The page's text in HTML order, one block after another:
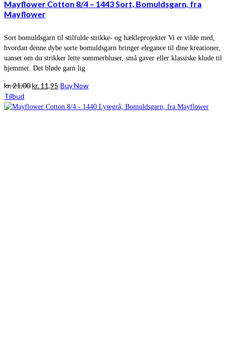
Mayflower Cotton 8/4 – 1443 Sort, Bomuldsgarn, fra
Mayflower
Sort bomuldsgarn til stilfulde strikke- og hækleprojekter Vi er vilde med,
hvordan denne dybe sorte bomuldsgarn bringer elegance til dine kreationer,
uanset om du strikker lette sommerbluser, små gaver eller klassiske klude til
hjemmet. Det bløde garn lig
kr.21,00Den
pris
kr. 11,95 Den
pris
Buy Now
Tilbud